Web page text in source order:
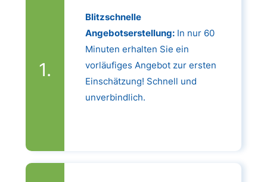
Blitzschnelle
Angebotserstellung:In nur 60
Minuten erhalten Sie ein
vorläufiges Angebot zur ersten
Einschätzung! Schnell und
unverbindlich.